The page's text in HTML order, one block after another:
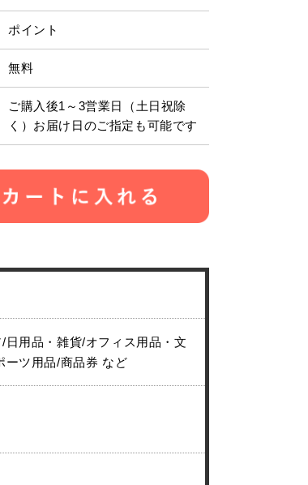
ポイント
無料
ご購入後1～3営業日（土日祝除
く）お届け日のご指定も可能です
用品・雑貨/オフィス用品・文
ーツ用品/商品券 など